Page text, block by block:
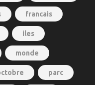
francais
iles
monde
parc